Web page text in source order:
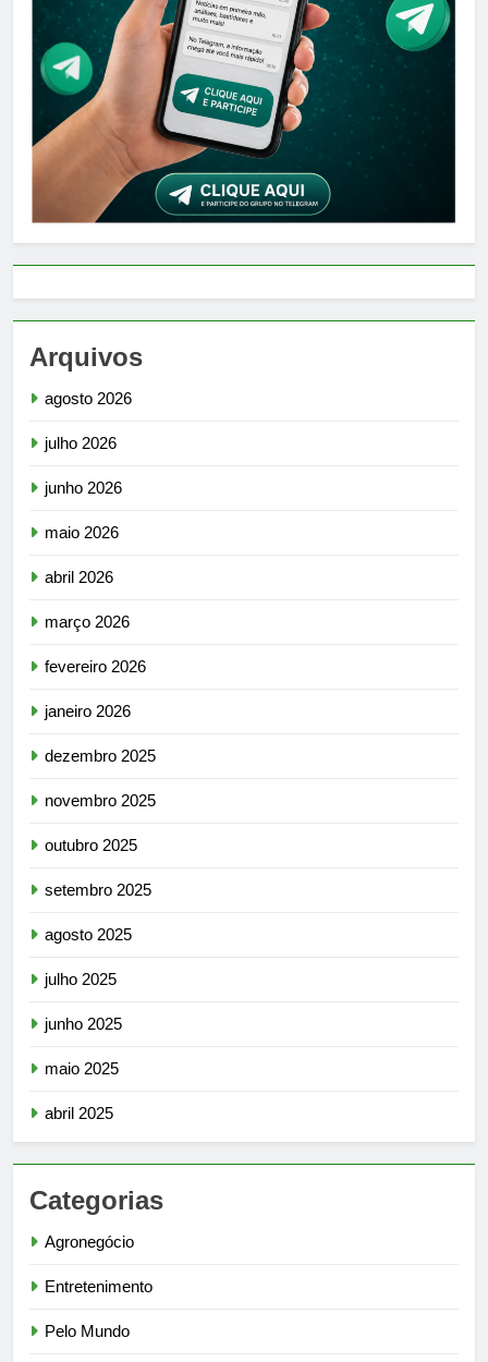
Arquivos
agosto 2026
julho 2026
junho 2026
maio 2026
abril 2026
março 2026
fevereiro 2026
janeiro 2026
dezembro 2025
novembro 2025
outubro 2025
setembro 2025
agosto 2025
julho 2025
junho 2025
maio 2025
abril 2025
Categorias
Agronegócio
Entretenimento
Pelo Mundo